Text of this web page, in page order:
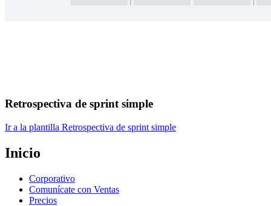
Retrospectiva de sprint simple
Ir a la plantilla Retrospectiva de sprint simple
Inicio
Corporativo
Comunícate con Ventas
Precios